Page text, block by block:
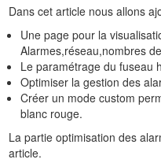
Dans cet article nous allons
Une page pour la
Alarmes,réseau,nombres
Le paramétrage du fuseau
Optimiser la gestion des
Créer un mode custom
blanc rouge.
La partie optimisation des
article.